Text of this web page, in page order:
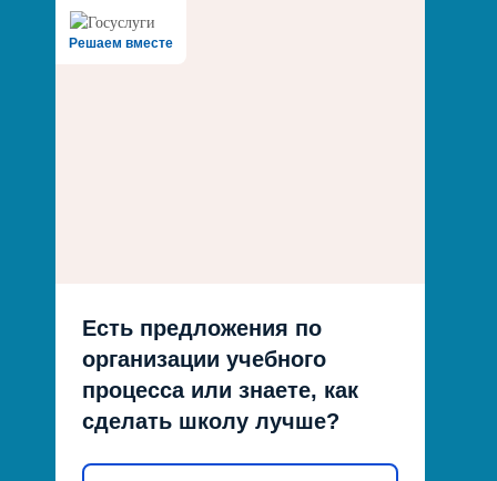
Решаем вместе
Есть предложения по
организации учебного
процесса или знаете, как
сделать школу лучше?